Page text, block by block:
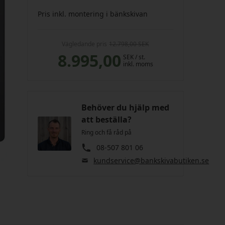
Pris inkl. montering i bänkskivan
8.995,00 SEK/ st.
inkl. moms
Behöver du hjälp med
att beställa?
Ring och få råd på
08-507 801 06
kundservice@bankskivabutiken.se